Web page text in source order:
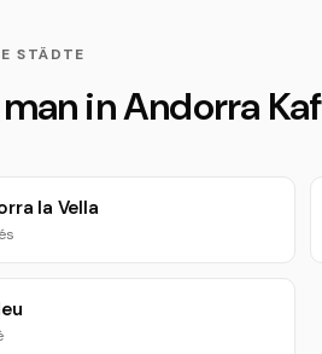
STÄDTE
in Andorra
la Vella